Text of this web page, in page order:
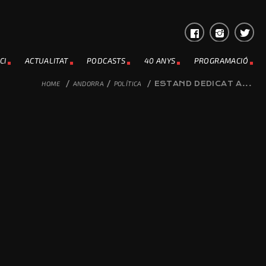
ACTUALITAT PODCASTS 40 ANYS PROGRAMACIÓ
HOME / ANDORRA / POLÍTICA / ESTAND DEDICAT A...